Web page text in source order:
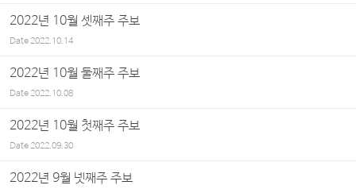
2022년 10월 셋째주 주보
Date2022.10.14
2022년 10월 둘째주 주보
Date2022.10.08
2022년 10월 첫째주 주보
Date2022.09.30
2022년 9월 넷째주 주보